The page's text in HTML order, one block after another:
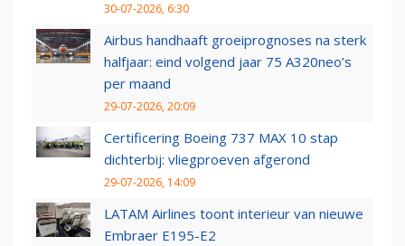
30-07-2026, 6:30
Airbus handhaaft groeiprognoses na sterk
halfjaar: eind volgend jaar 75 A320neo’s
per maand
29-07-2026, 20:09
Certificering Boeing 737 MAX 10 stap
dichterbij: vliegproeven afgerond
29-07-2026, 14:09
LATAM Airlines toont interieur van nieuwe
Embraer E195-E2